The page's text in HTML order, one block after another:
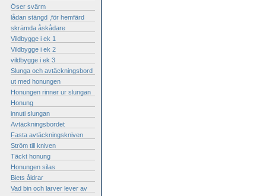
Öser svärm
lådan stängd ,för hemfärd
skrämda åskådare
Vildbygge i ek 1
Vildbygge i ek 2
vildbygge i ek 3
Slunga och avtäckningsbord
ut med honungen
Honungen rinner ur slungan
Honung
innuti slungan
Avtäckningsbordet
Fasta avtäckningskniven
Ström till kniven
Täckt honung
Honungen silas
Biets åldrar
Vad bin och larver lever av